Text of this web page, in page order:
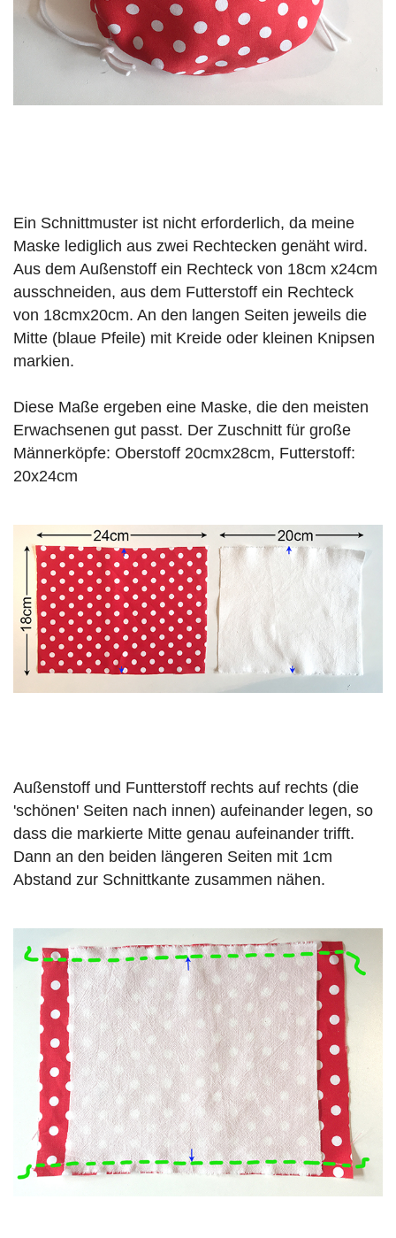
Ein Schnittmuster ist nicht erforderlich, da meine
Maske lediglich aus zwei Rechtecken genäht wird.
Aus dem Außenstoff ein Rechteck von 18cm x24cm
ausschneiden, aus dem Futterstoff ein Rechteck
von 18cmx20cm. An den langen Seiten jeweils die
Mitte (blaue Pfeile) mit Kreide oder kleinen Knipsen
markien.
Diese Maße ergeben eine Maske, die den meisten
Erwachsenen gut passt. Der Zuschnitt für große
Männerköpfe: Oberstoff 20cmx28cm, Futterstoff:
20x24cm
Außenstoff und Funtterstoff rechts auf rechts (die
'schönen' Seiten nach innen) aufeinander legen, so
dass die markierte Mitte genau aufeinander trifft.
Dann an den beiden längeren Seiten mit 1cm
Abstand zur Schnittkante zusammen nähen.